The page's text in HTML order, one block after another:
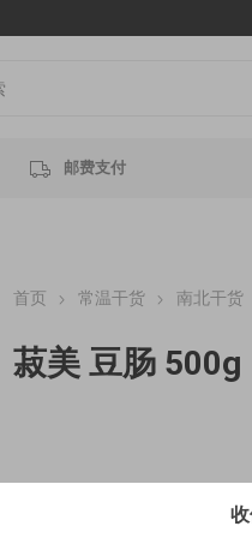
邮费支付
首页 常温干货 南北干货
菽美 豆肠 500g
€0,99 / 100 g MHD 最佳赏